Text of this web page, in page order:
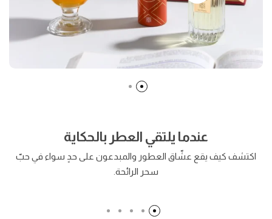
عندما يلتقي العطر بالحكاية
اكتشف كيف يقع عشّاق العطور والمبدعون على حدٍ سواء في حبّ
سحر الرائحة.
AED350.00AED225.00